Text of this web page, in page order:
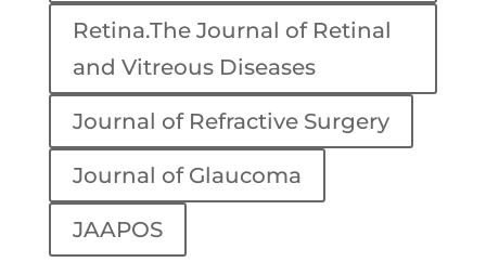
Retina.The Journal of Retinal
and Vitreous Diseases
Journal of Refractive Surgery
Journal of Glaucoma
JAAPOS